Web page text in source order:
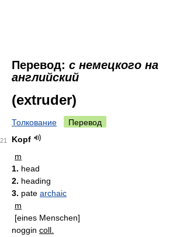
Перевод: с немецкого на
английский
(extruder)
Толкование Перевод
21
Kopf
m
1. head
2. heading
3. pate archaic
m
[eines Menschen]
noggin coll.